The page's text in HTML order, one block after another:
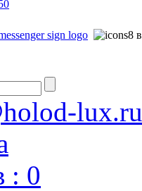
lux.ru
: 0